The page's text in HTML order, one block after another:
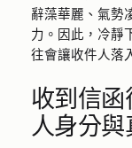
辭藻華麗、氣勢
力。因此，冷靜
往會讓收件人落
收到信
人身分